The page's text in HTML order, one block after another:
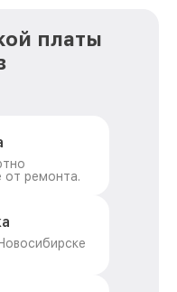
платы
от ремонта.